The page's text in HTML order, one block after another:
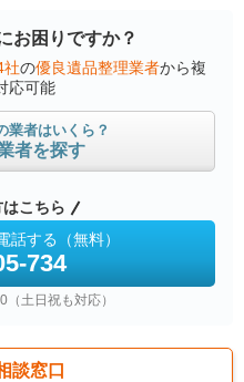
お困りですか？
社の優良遺品整理業者から複
応可能
業者はいくら？
者を探す
こちら
話する（無料）
734
土日祝も対応）
談窓口